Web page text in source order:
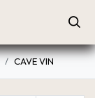
CAVE VIN